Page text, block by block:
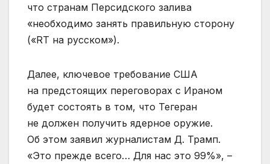
что странам Персидского залива
«необходимо занять правильную сторону
(«RT на русском»).
Далее, ключевое требование США
на предстоящих переговорах с Ираном
будет состоять в том, что Тегеран
не должен получить ядерное оружие.
Об этом заявил журналистам Д. Трамп.
«Это прежде всего… Для нас это 99%», –